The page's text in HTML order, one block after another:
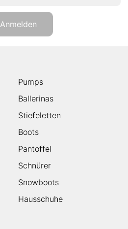
Anmelden
Pumps
Ballerinas
Stiefeletten
Boots
Pantoffel
Schnürer
Snowboots
Hausschuhe